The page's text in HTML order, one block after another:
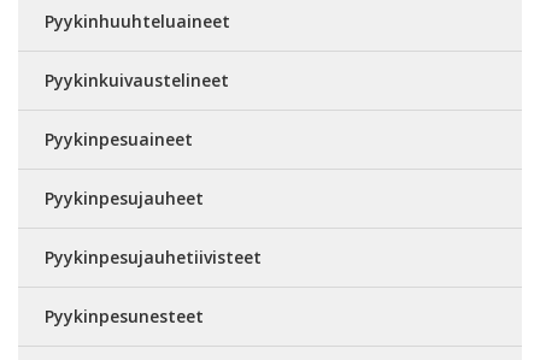
Pyykinhuuhteluaineet
Pyykinkuivaustelineet
Pyykinpesuaineet
Pyykinpesujauheet
Pyykinpesujauhetiivisteet
Pyykinpesunesteet